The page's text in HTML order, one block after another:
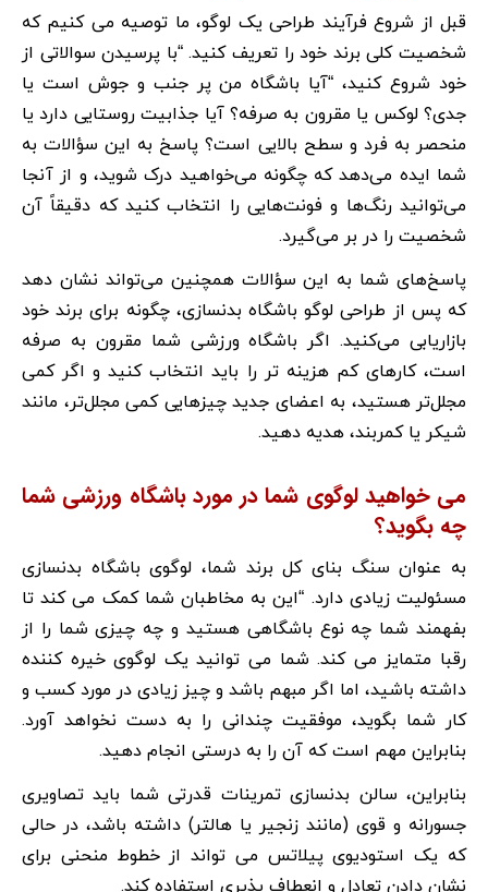
قبل از شروع فرآیند طراحی یک لوگو، ما توصیه می کنیم که
شخصیت کلی برند خود را تعریف کنید. “با پرسیدن سوالاتی از
خود شروع کنید، “آیا باشگاه من پر جنب و جوش است یا
جدی؟ لوکس یا مقرون به صرفه؟ آیا جذابیت روستایی دارد یا
منحصر به فرد و سطح بالایی است؟ پاسخ به این سؤالات به
شما ایده می‌دهد که چگونه می‌خواهید درک شوید، و از آنجا
می‌توانید رنگ‌ها و فونت‌هایی را انتخاب کنید که دقیقاً آن
شخصیت را در بر می‌گیرد.
پاسخ‌های شما به این سؤالات همچنین می‌تواند نشان دهد
که پس از طراحی لوگو باشگاه بدنسازی، چگونه برای برند خود
بازاریابی می‌کنید. اگر باشگاه ورزشی شما مقرون به صرفه
است، کارهای کم هزینه تر را باید انتخاب کنید و اگر کمی
مجلل‌تر هستید، به اعضای جدید چیزهایی کمی مجلل‌تر، مانند
شیکر یا کمربند، هدیه دهید.
می خواهید لوگوی شما در مورد باشگاه ورزشی شما
چه بگوید؟
به عنوان سنگ بنای کل برند شما، لوگوی باشگاه بدنسازی
مسئولیت زیادی دارد. “این به مخاطبان شما کمک می کند تا
بفهمند شما چه نوع باشگاهی هستید و چه چیزی شما را از
رقبا متمایز می کند. شما می توانید یک لوگوی خیره کننده
داشته باشید، اما اگر مبهم باشد و چیز زیادی در مورد کسب و
کار شما بگوید، موفقیت چندانی را به دست نخواهد آورد.
بنابراین مهم است که آن را به درستی انجام دهید.
بنابراین، سالن بدنسازی تمرینات قدرتی شما باید تصاویری
جسورانه و قوی (مانند زنجیر یا هالتر) داشته باشد، در حالی
که یک استودیوی پیلاتس می تواند از خطوط منحنی برای
نشان دادن تعادل و انعطاف پذیری استفاده کند.